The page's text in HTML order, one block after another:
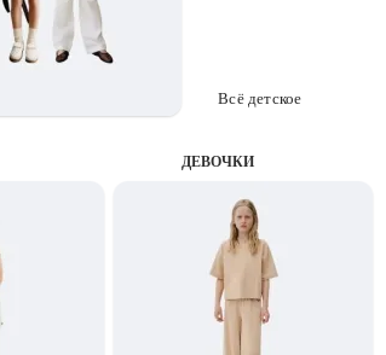
Всё детское
ДЕВОЧКИ